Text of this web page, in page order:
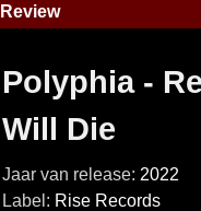
Review
Polyphia -
Will Die
Jaar van release: 2022
Label: Rise Records